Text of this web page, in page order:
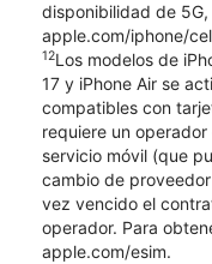
disponibilidad de
apple.com/iphone/
12Los modelos de
17 y iPhone Air se
compatibles con
requiere un
servicio móvil (que
cambio de
vez vencido el
operador. Para
apple.com/esim.